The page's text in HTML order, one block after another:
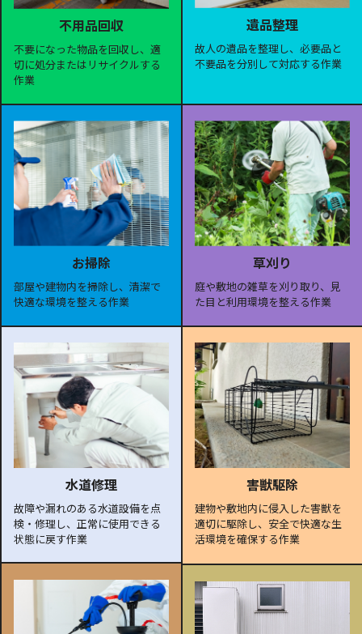
不用品回収
不要になった物品を回収し、適
切に処分またはリサイクルする
作業
遺品整理
故人の遺品を整理し、必要品と
不要品を分別して対応する作業
お掃除
部屋や建物内を掃除し、清潔で
快適な環境を整える作業
草刈り
庭や敷地の雑草を刈り取り、見
た目と利用環境を整える作業
水道修理
故障や漏れのある水道設備を点
検・修理し、正常に使用できる
状態に戻す作業
害獣駆除
建物や敷地内に侵入した害獣を
適切に駆除し、安全で快適な生
活環境を確保する作業